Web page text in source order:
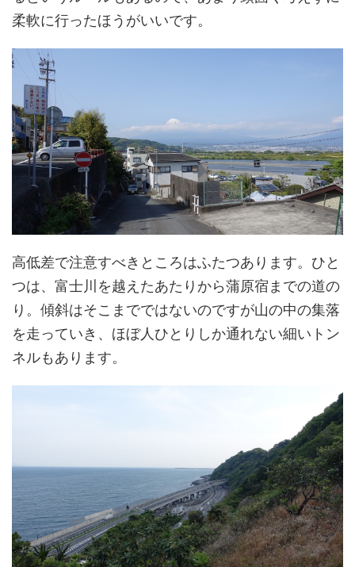
柔軟に行ったほうがいいです。
高低差で注意すべきところはふたつあります。ひと
つは、富士川を越えたあたりから蒲原宿までの道の
り。傾斜はそこまでではないのですが山の中の集落
を走っていき、ほぼ人ひとりしか通れない細いトン
ネルもあります。